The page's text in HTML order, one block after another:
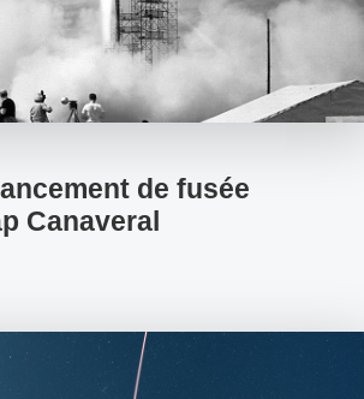
de fusée
Canaveral